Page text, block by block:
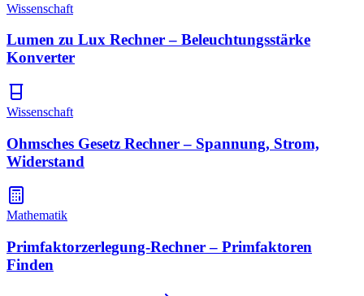
Wissenschaft
Lumen zu Lux Rechner – Beleuchtungsstärke
Konverter
Wissenschaft
Ohmsches Gesetz Rechner – Spannung, Strom,
Widerstand
Mathematik
Primfaktorzerlegung-Rechner – Primfaktoren
Finden